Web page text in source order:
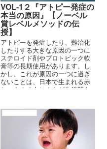
VOL-1２『アトピー発症の
本当の原因』【ノーベル
賞レベルメソッドの伝
授】
アトピーを発症したり、難治化
したりする大きな原因の一つに
ステロイド剤やプロトピック軟
膏等の長期使用があります。し
かし、これが原因の一つに過ぎ
ないことは、日本で生まれる赤
ちゃんの４人に１人が生後間も